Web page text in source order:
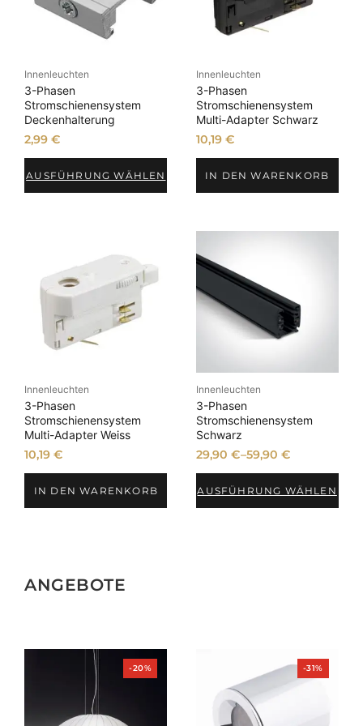
Innenleuchten
3-Phasen
Stromschienensystem
Deckenhalterung
2,99€
AUSFÜHRUNG WÄHLEN
Innenleuchten
3-Phasen
Stromschienensystem
Multi-Adapter Schwarz
10,19 €
IN DEN WARENKORB
Innenleuchten
3-Phasen
Stromschienensystem
Multi-Adapter Weiss
10,19€
IN DEN WARENKORB
Innenleuchten
3-Phasen
Stromschienensystem
Schwarz
29,90 €–59,90 €
AUSFÜHRUNG WÄHLEN
ANGEBOTE
-20%Produkt
im
-31%Produkt
im